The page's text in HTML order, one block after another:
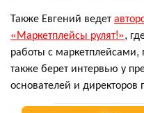
Также Евгений ведет
«Маркетплейсы рулят!»,
работы с маркетплейсами,
также берет интервью у
основателей и директоров